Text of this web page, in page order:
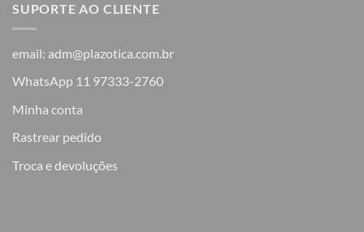
SUPORTE AO CLIENTE
email: adm@plazotica.com.br
WhatsApp 11 97333-2760
Minha conta
Rastrear pedido
Troca e devoluções